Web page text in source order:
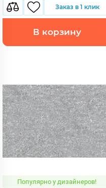
Заказ в 1 клик
В корзину
Популярно у дизайнеров!